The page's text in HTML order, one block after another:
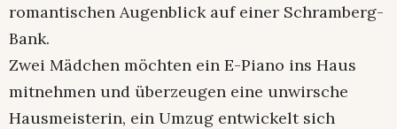
romantischen Augenblick auf einer Schramberg-
Bank.
Zwei Mädchen möchten ein E-Piano ins Haus
mitnehmen und überzeugen eine unwirsche
Hausmeisterin, ein Umzug entwickelt sich